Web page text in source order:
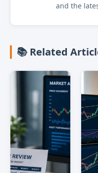
and the
📚 Related